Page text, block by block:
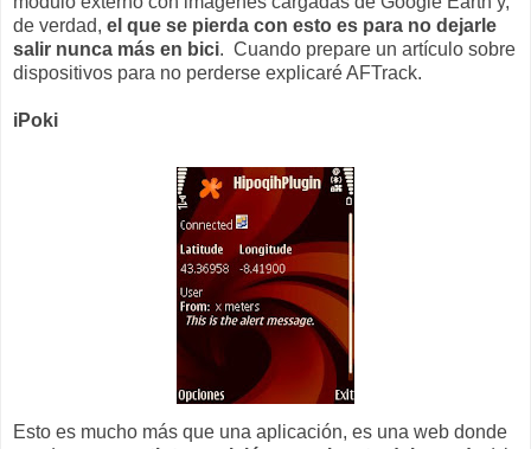
de verdad, el que se pierda con esto es para no dejarle
salir nunca más en bici. Cuando prepare un artículo sobre
dispositivos para no perderse explicaré AFTrack.
iPoki
Esto es mucho más que una aplicación, es una web donde